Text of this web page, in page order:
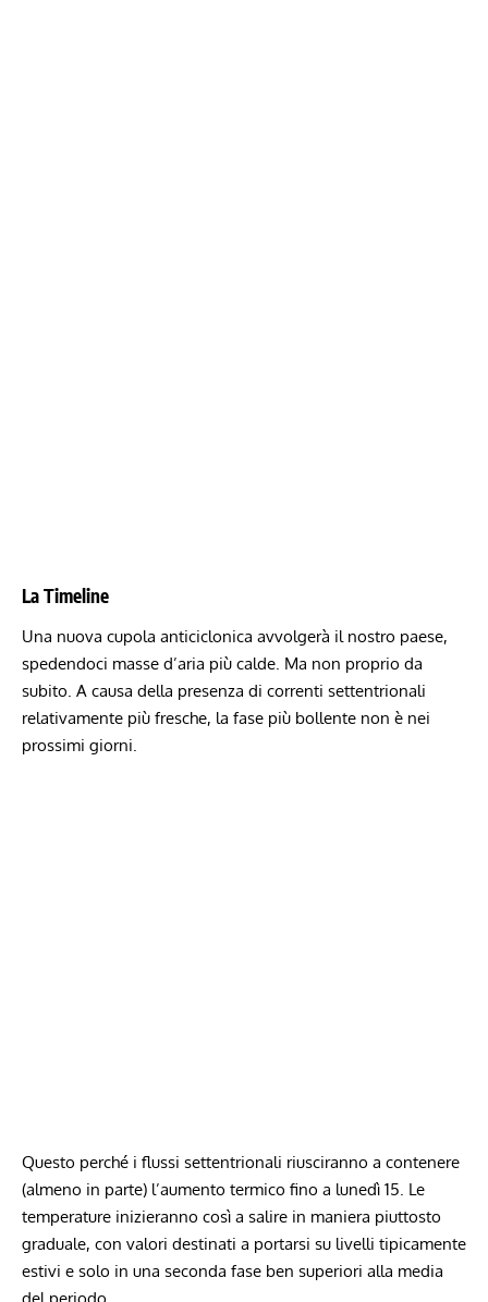
La Timeline
Una nuova cupola anticiclonica avvolgerà il nostro paese,
spedendoci masse d’aria più calde. Ma non proprio da
subito. A causa della presenza di correnti settentrionali
relativamente più fresche, la fase più bollente non è nei
prossimi giorni.
Questo perché i flussi settentrionali riusciranno a contenere
(almeno in parte) l’aumento termico fino a lunedì 15. Le
temperature inizieranno così a salire in maniera piuttosto
graduale, con valori destinati a portarsi su livelli tipicamente
estivi e solo in una seconda fase ben superiori alla media